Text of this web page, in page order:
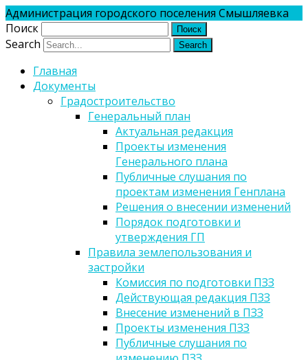
Администрация городского поселения Смышляевка
Поиск
Search
Главная
Документы
Градостроительство
Генеральный план
Актуальная редакция
Проекты изменения
Генерального плана
Публичные слушания по
проектам изменения Генплана
Решения о внесении изменений
Порядок подготовки и
утверждения ГП
Правила землепользования и
застройки
Комиссия по подготовки ПЗЗ
Действующая редакция ПЗЗ
Внесение изменений в ПЗЗ
Проекты изменения ПЗЗ
Публичные слушания по